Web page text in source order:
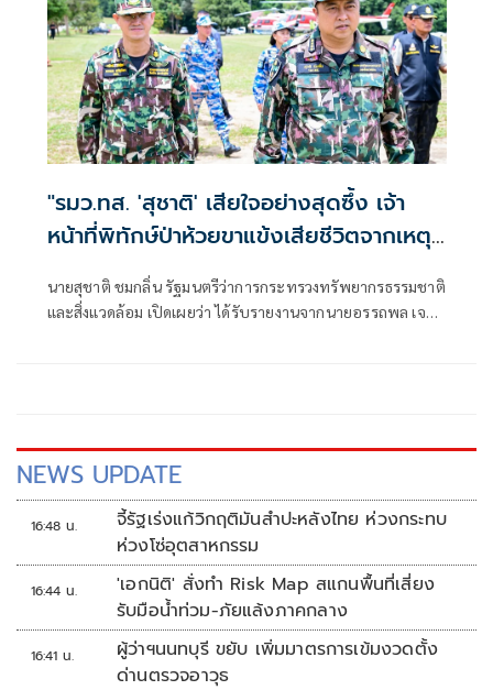
"รมว.ทส. 'สุชาติ' เสียใจอย่างสุดซึ้ง เจ้า
หน้าที่พิทักษ์ป่าห้วยขาแข้งเสียชีวิตจากเหตุ
ถูกสัตว์ป่าทำร้าย สั่งดูแลครอบครัวเต็มที่
พร้อมยกระดับมาตรการความปลอดภัยเจ้า
นายสุชาติ ชมกลิ่น รัฐมนตรีว่าการกระทรวงทรัพยากรธรรมชาติ
และสิ่งแวดล้อม เปิดเผยว่า ได้รับรายงานจากนายอรรถพล เจริญ
NEWS UPDATE
16:48 น.
จี้รัฐเร่งแก้วิกฤติมันสำปะหลังไทย ห่วงกระทบ
ห่วงโซ่อุตสาหกรรม
16:44 น.
'เอกนิติ' สั่งทำ Risk Map สแกนพื้นที่เสี่ยง
รับมือน้ำท่วม-ภัยแล้งภาคกลาง
16:41 น.
ผู้ว่าฯนนทบุรี ขยับ เพิ่มมาตรการเข้มงวดตั้ง
ด่านตรวจอาวุธ